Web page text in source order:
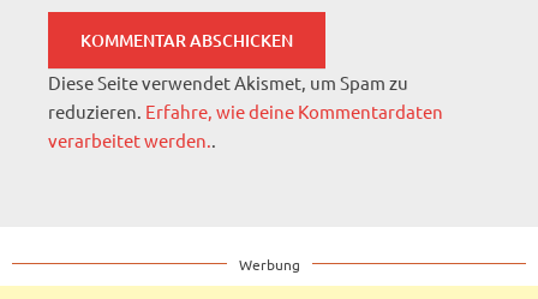
Diese Seite verwendet Akismet, um Spam zu
reduzieren. Erfahre, wie deine Kommentardaten
verarbeitet werden..
Werbung